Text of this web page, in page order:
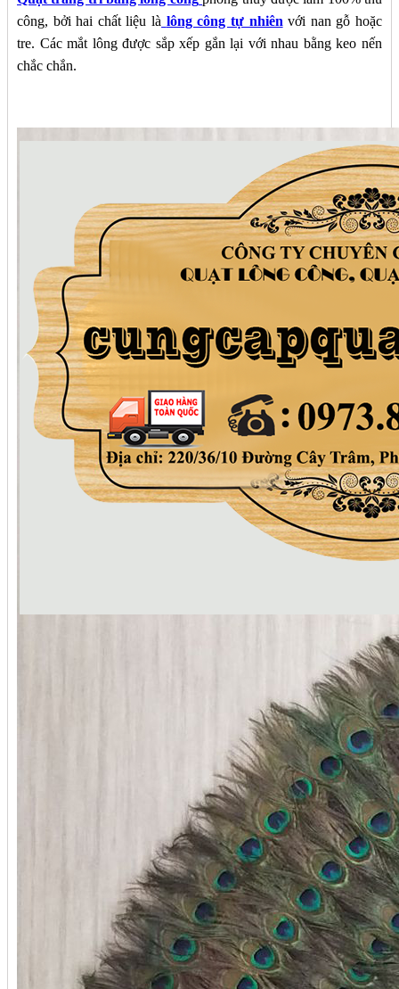
công, bởi hai chất liệu là lông công tự nhiên với nan gỗ hoặc
tre. Các mắt lông được sắp xếp gắn lại với nhau bằng keo nến
chắc chắn.